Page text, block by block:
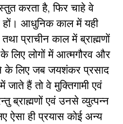
करता है, फिर चाहे वे
हों। आधुनिक काल में यही
प्राचीन काल में ब्राह्मणों
लोगों में आत्मगौरव और
के लिए जब जयशंकर प्रसाद
जाते हैं तो वे मुक्तिगामी एवं
ब्राह्मणों एवं उनसे व्युत्पन्न
ऐसा ही प्रयास कोई अन्य